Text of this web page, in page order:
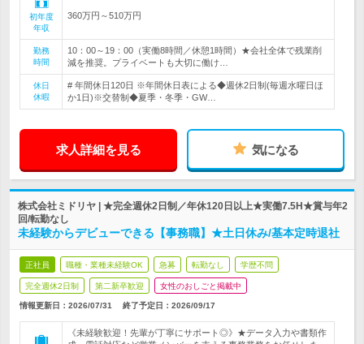
初年度
年収
360万円～510万円
勤務
時間
10：00～19：00（実働8時間／休憩1時間）★会社全体で残業削
減を推奨。プライベートも大切に働け…
休日
休暇
# 年間休日120日 ※年間休日表による◆週休2日制(毎週水曜日ほ
か1日)※交替制◆夏季・冬季・GW…
求人詳細を見る 気になる
株式会社ミドリヤ | ★完全週休2日制／年休120日以上★実働7.5H★賞与年2
回/転勤なし
未経験からデビューできる【事務職】★土日休み/基本定時退社
正社員 職種・業種未経験OK 急募 転勤なし 学歴不問
完全週休2日制 第二新卒歓迎 女性のおしごと掲載中
情報更新日：2026/07/31 終了予定日： 2026/09/17
《未経験歓迎！先輩が丁寧にサポート◎》★データ入力や書類作